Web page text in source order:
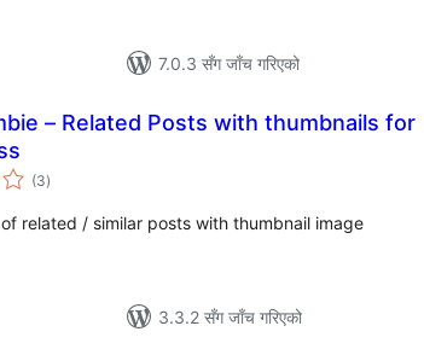
7.0.3 सँग जाँच गरिएको
– Related Posts with thumbnails for
(3कुल
रेटिङ्गहरू
)
related / similar posts with thumbnail image
3.3.2 सँग जाँच गरिएको